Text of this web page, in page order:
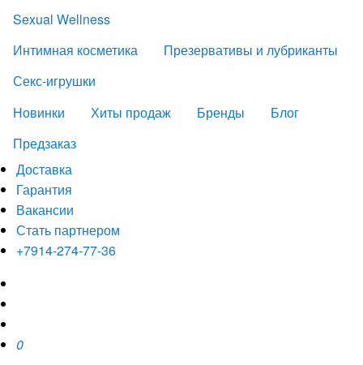
Sexual Wellness
Интимная косметика
Презервативы и лубриканты
Секс-игрушки
Новинки
Хиты продаж Бренды
Блог
Предзаказ
Доставка
Гарантия
Вакансии
Стать партнером
+7914-274-77-36
0